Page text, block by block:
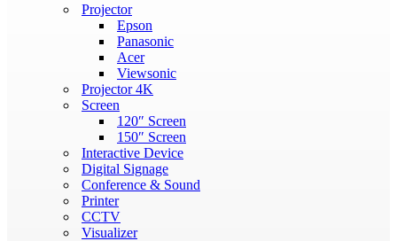
Projector
Epson
Panasonic
Acer
Viewsonic
Projector 4K
Screen
120″ Screen
150″ Screen
Interactive Device
Digital Signage
Conference & Sound
Printer
CCTV
Visualizer